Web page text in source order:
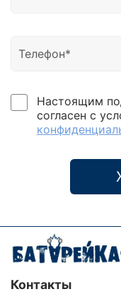
Настоящим
согласен с
Контакты